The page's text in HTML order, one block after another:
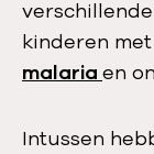
kinderen
malaria en
Intussen